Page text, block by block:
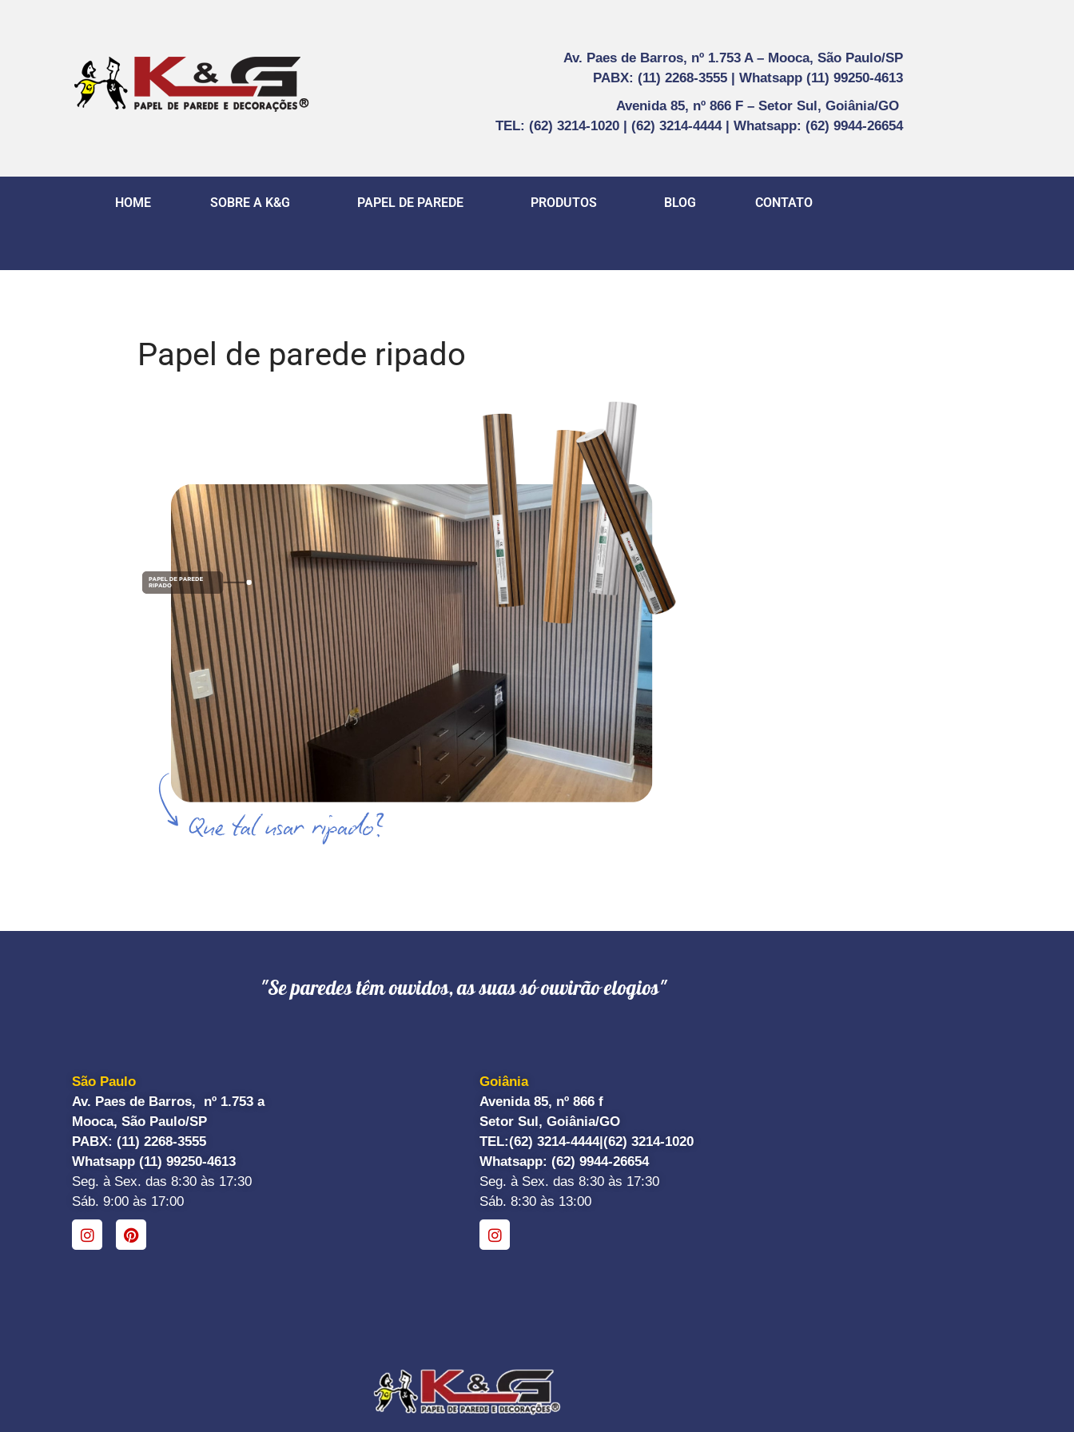
Av. Paes de Barros, nº 1.753 A – Mooca, São Paulo/SP
PABX: (11) 2268-3555 | Whatsapp (11) 99250-4613
Avenida 85, nº 866 F – Setor Sul, Goiânia/GO
TEL: (62) 3214-1020 | (62) 3214-4444 | Whatsapp: (62) 9944-26654
HOME SOBRE A K&G PAPEL DE PAREDE PRODUTOS BLOG CONTATO
Papel de parede ripado
"Se paredes têm ouvidos, as suas só ouvirão elogios"
São Paulo
Av. Paes de Barros, nº 1.753 a
Mooca, São Paulo/SP
PABX: (11) 2268-3555
Whatsapp (11) 99250-4613
Seg. à Sex. das 8:30 às 17:30
Sáb. 9:00 às 17:00
Goiânia
Avenida 85, nº 866 f
Setor Sul, Goiânia/GO
TEL:(62) 3214-4444| (62) 3214-1020
Whatsapp: (62) 9944-26654
Seg. à Sex. das 8:30 às 17:30
Sáb. 8:30 às 13:00